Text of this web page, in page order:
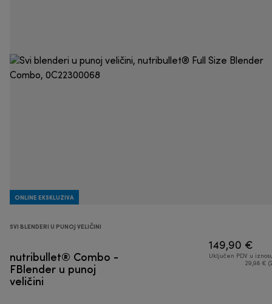
ONLINE EKSKLUZIVA
SVI BLENDERI U PUNOJ VELIČINI
nutribullet® Combo -
FBlender u punoj
veličini
149,90 €
Uključen PDV u
29,98 €